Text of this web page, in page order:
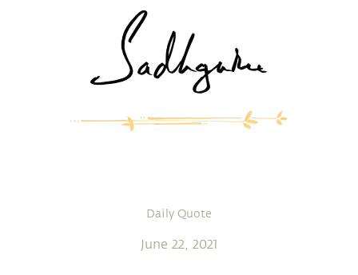
Daily Quote
June 22, 2021